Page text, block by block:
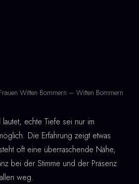
Witten Bommern – Witten Bommern
lautet, echte Tiefe sei nur im
Die Erfahrung zeigt etwas
oft eine überraschende Nähe,
bei der Stimme und der Präsenz
weg.